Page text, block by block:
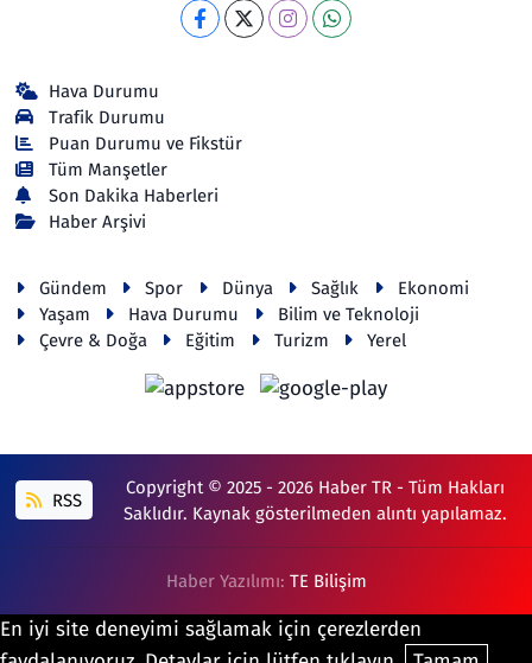
Hava Durumu
Trafik Durumu
Puan Durumu ve Fikstür
Tüm Manşetler
Son Dakika Haberleri
Haber Arşivi
Gündem Spor Dünya Sağlık
Ekonomi
Yaşam
Hava Durumu
Bilim ve Teknoloji
Çevre & Doğa
Eğitim Turizm Yerel
RSS
Copyright © 2025 - 2026 Haber TR - Tüm Hakları
Saklıdır. Kaynak gösterilmeden alıntı yapılamaz.
Haber Yazılımı: TE Bilişim
En iyi site deneyimi sağlamak için çerezlerden